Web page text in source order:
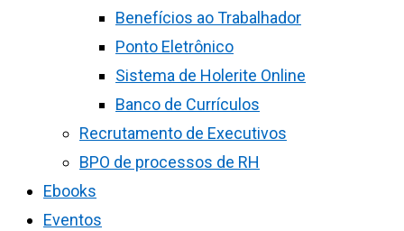
Benefícios ao Trabalhador
Ponto Eletrônico
Sistema de Holerite Online
Banco de Currículos
Recrutamento de Executivos
BPO de processos de RH
Ebooks
Eventos